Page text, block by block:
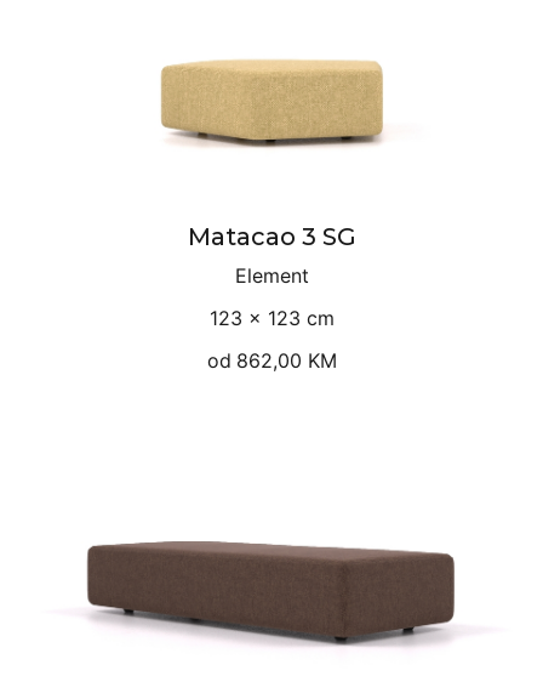
Matacao 3 SG
Element
123 × 123 cm
od 862,00 KM